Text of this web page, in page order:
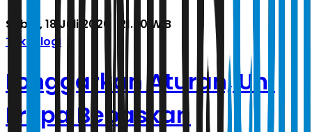
Sabtu, 18 Juli 2026 | 21.20 WIB
Teknologi
Longgarkan Aturan, Uni
Eropa Bebaskan